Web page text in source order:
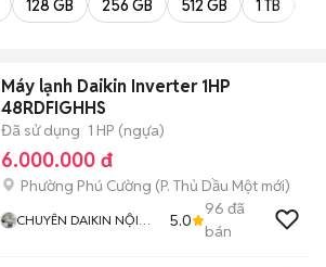
128 GB 256 GB 512 GB 1 TB
Máy lạnh Daikin Inverter 1HP
48RDFIGHHS
Đã sử dụng 1 HP (ngựa)
6.000.000 đ
Phường Phú Cường (P. Thủ Dầu Một mới)
CHUYÊN DAIKIN NỘI
5.0
96 đã
bán